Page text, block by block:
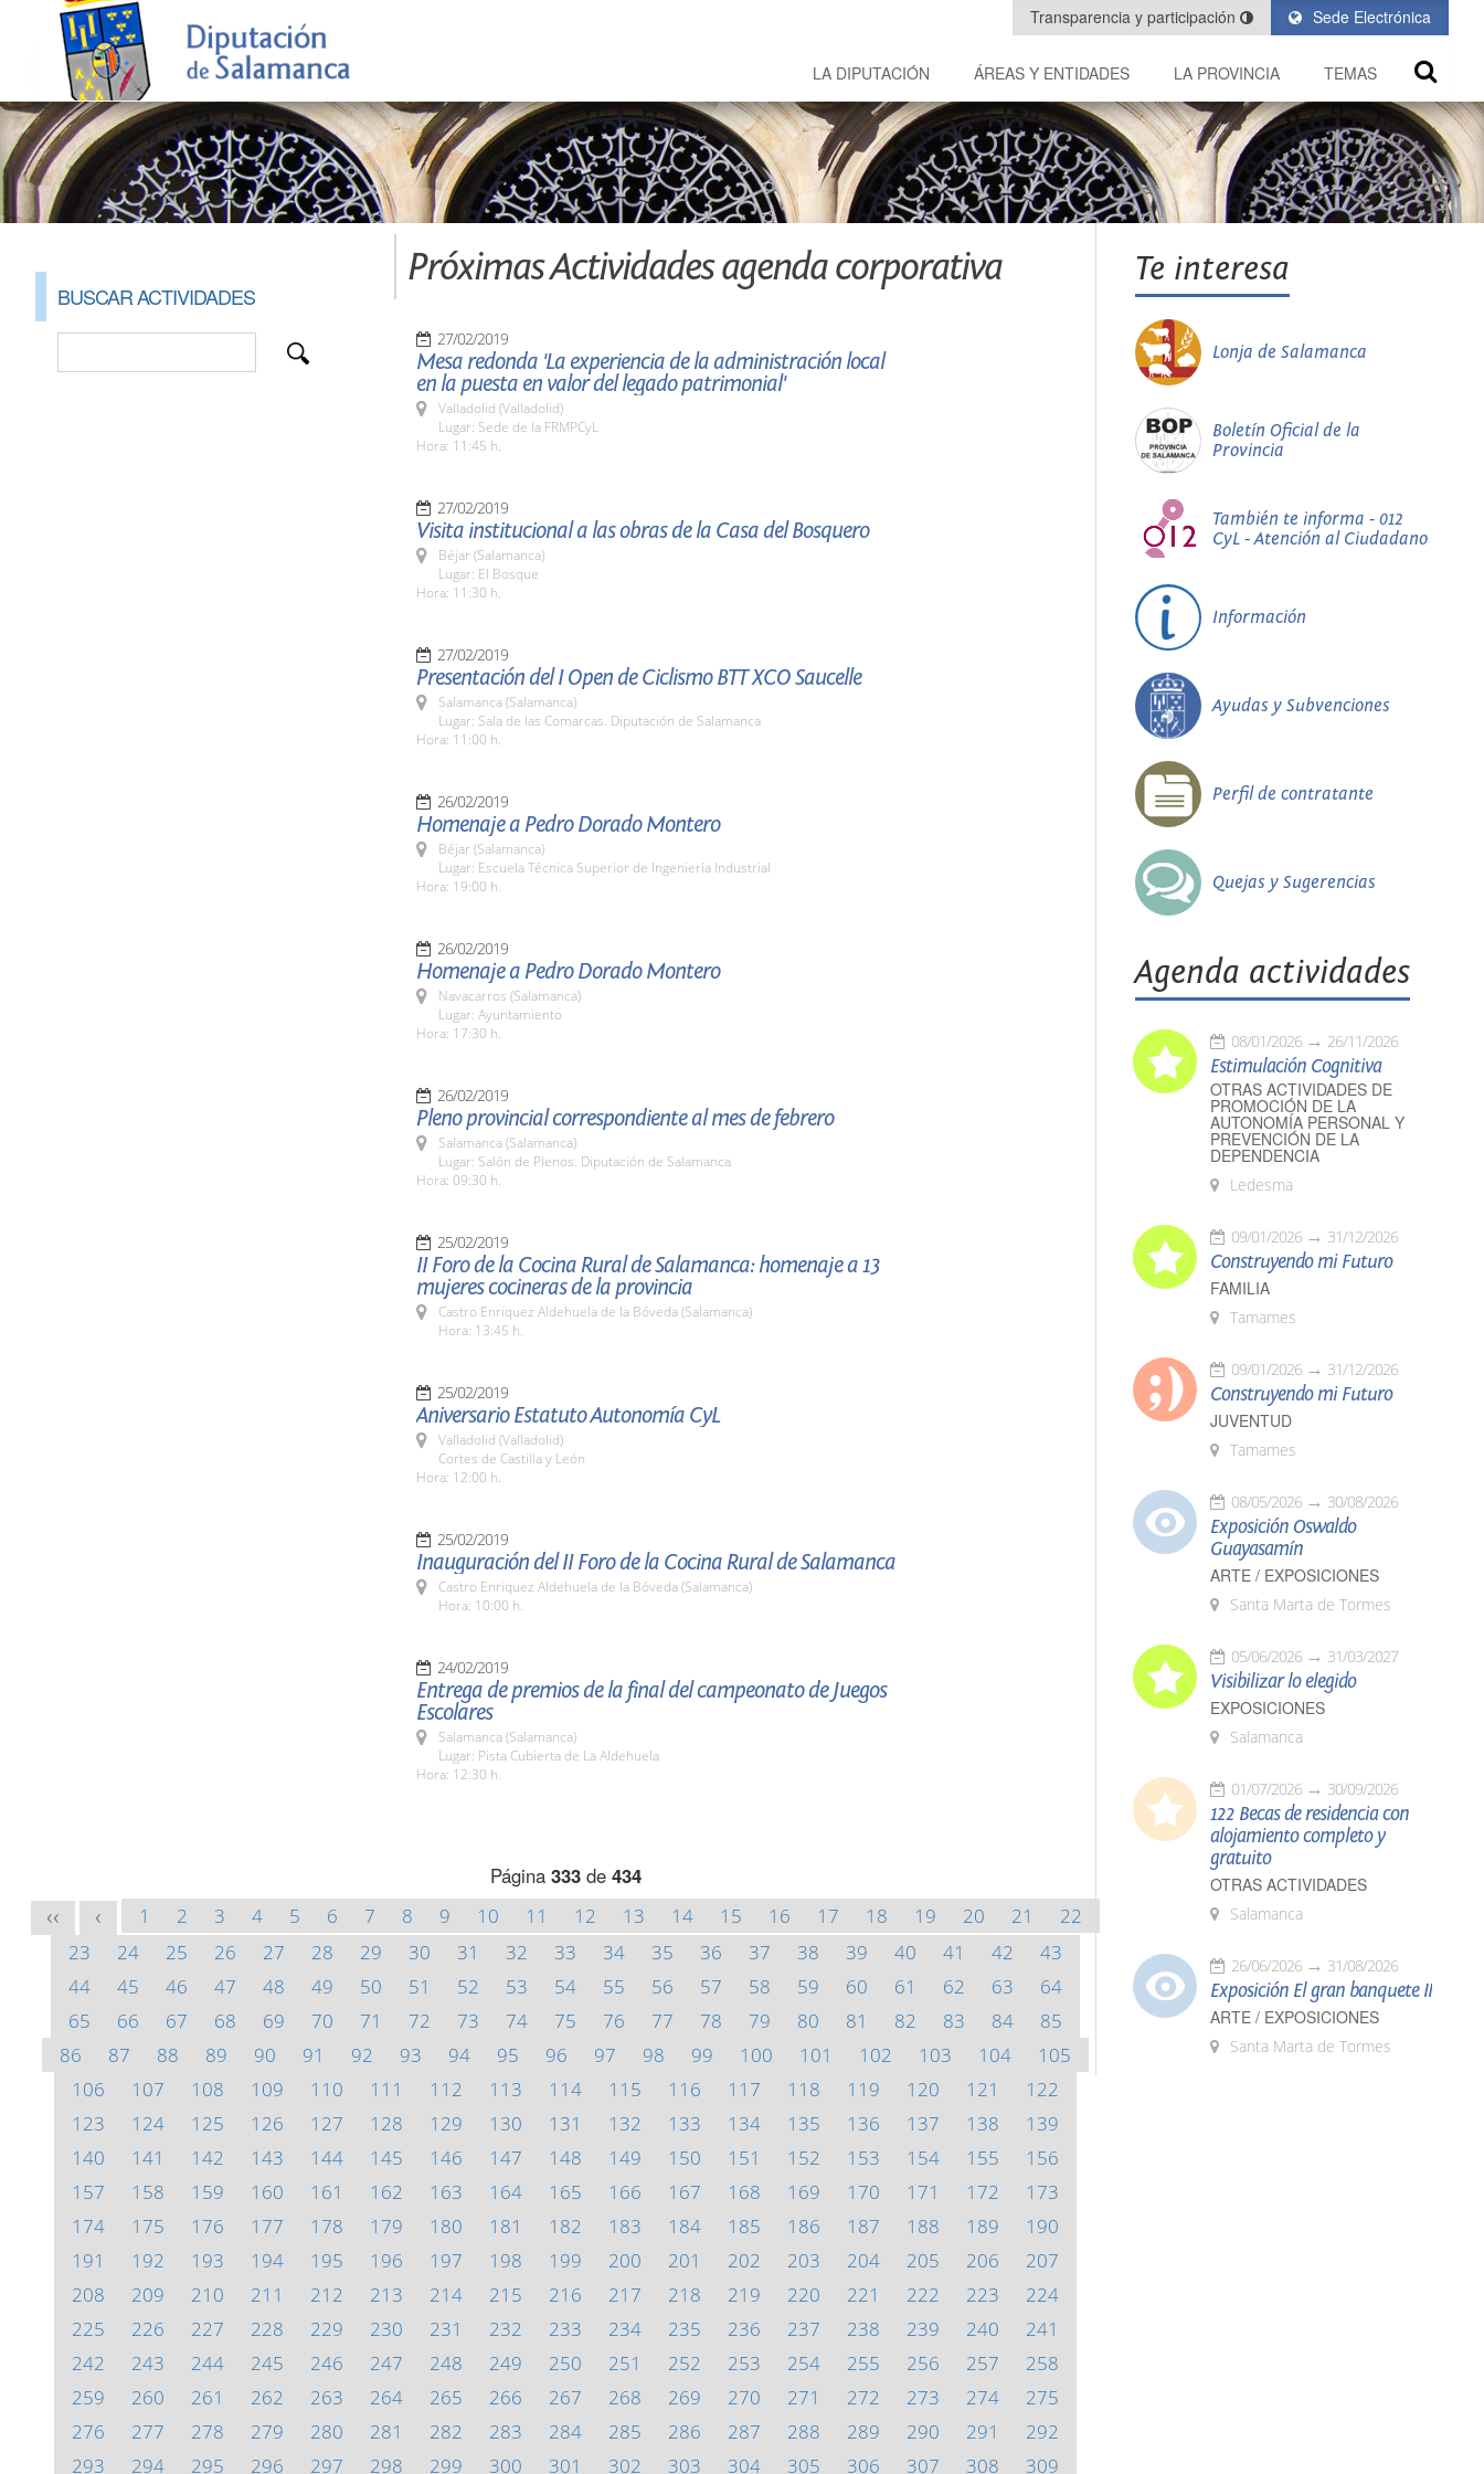
Sede Electrónica
Transparencia y participación
LA DIPUTACIÓN ÁREAS Y ENTIDADES LA PROVINCIA TEMAS
BUSCAR ACTIVIDADES
Próximas Actividades agenda corporativa
27/02/2019
Mesa redonda 'La experiencia de la administración local
en la puesta en valor del legado patrimonial'
Valladolid (Valladolid)
Lugar: Sede de la FRMPCyL
Hora: 11:45 h.
27/02/2019
Visita institucional a las obras de la Casa del Bosquero
Béjar (Salamanca)
Lugar: El Bosque
Hora: 11:30 h.
27/02/2019
Presentación del I Open de Ciclismo BTT XCO Saucelle
Salamanca (Salamanca)
Lugar: Sala de las Comarcas. Diputación de Salamanca
Hora: 11:00 h.
26/02/2019
Homenaje a Pedro Dorado Montero
Béjar (Salamanca)
Lugar: Escuela Técnica Superior de Ingeniería Industrial
Hora: 19:00 h.
26/02/2019
Homenaje a Pedro Dorado Montero
Navacarros (Salamanca)
Lugar: Ayuntamiento
Hora: 17:30 h.
26/02/2019
Pleno provincial correspondiente al mes de febrero
Salamanca (Salamanca)
Lugar: Salón de Plenos. Diputación de Salamanca
Hora: 09:30 h.
25/02/2019
II Foro de la Cocina Rural de Salamanca: homenaje a 13
mujeres cocineras de la provincia
Castro Enriquez Aldehuela de la Bóveda (Salamanca)
Hora: 13:45 h.
25/02/2019
Aniversario Estatuto Autonomía CyL
Valladolid (Valladolid)
Cortes de Castilla y León
Hora: 12:00 h.
25/02/2019
Inauguración del II Foro de la Cocina Rural de Salamanca
Castro Enriquez Aldehuela de la Bóveda (Salamanca)
Hora: 10:00 h.
24/02/2019
Entrega de premios de la final del campeonato de Juegos
Escolares
Salamanca (Salamanca)
Lugar: Pista Cubierta de La Aldehuela
Hora: 12:30 h.
Página 333de 434
<< < 1 2 3 4 5 6 7 8 9 10 11 12 13 14 15 16 17 18 19 20 21
22
23
24 25 26 27 28 29 30 31 32 33 34 35 36 37 38 39 40 41 42
43
44
45 46 47 48 49 50 51 52 53 54 55 56 57 58 59 60 61 62 63
64
65
66 67 68 69 70 71 72 73 74 75 76 77 78 79 80 81 82 83 84
85
86
87 88 89 90 91 92 93 94 95 96 97 98 99 100 101 102 103 104
105
106
107 108 109 110 111 112 113 114 115 116 117 118 119 120 121
122
123
124 125 126 127 128 129 130 131 132 133 134 135 136 137 138
139
140
141 142 143 144 145 146 147 148 149 150 151 152 153 154 155
156
157
158 159 160 161 162 163 164 165 166 167 168 169 170 171 172
173
174
175 176 177 178 179 180 181 182 183 184 185 186 187 188 189
190
191
192 193 194 195 196 197 198 199 200 201 202 203 204 205 206
207
208
209 210 211 212 213 214 215 216 217 218 219 220 221 222 223
224
225
226 227 228 229 230 231 232 233 234 235 236 237 238 239 240
241
242
243 244 245 246 247 248 249 250 251 252 253 254 255 256 257
258
259
260 261 262 263 264 265 266 267 268 269 270 271 272 273 274
275
276
277 278 279 280 281 282 283 284 285 286 287 288 289 290 291
292
293
294 295 296 297 298 299 300 301 302 303 304 305 306 307 308 309
Te interesa
Lonja de Salamanca
Boletín Oficial de la
Provincia
También te informa - 012
CyL - Atención al Ciudadano
Información
Ayudas y Subvenciones
Perfil de contratante
Quejas y Sugerencias
Agenda actividades
08/01/2026 26/11/2026
Estimulación Cognitiva
OTRAS ACTIVIDADES DE
PROMOCIÓN DE LA
AUTONOMÍA PERSONAL Y
PREVENCIÓN DE LA
DEPENDENCIA
Ledesma
09/01/2026 31/12/2026
Construyendo mi Futuro
FAMILIA
Tamames
09/01/2026 31/12/2026
Construyendo mi Futuro
JUVENTUD
Tamames
08/05/2026 30/08/2026
Exposición Oswaldo
Guayasamín
ARTE / EXPOSICIONES
Santa Marta de Tormes
05/06/2026 31/03/2027
Visibilizar lo elegido
EXPOSICIONES
Salamanca
01/07/2026 30/09/2026
122 Becas de residencia con
alojamiento completo y
gratuito
OTRAS ACTIVIDADES
Salamanca
26/06/2026 31/08/2026
Exposición El gran banquete II
ARTE / EXPOSICIONES
Santa Marta de Tormes